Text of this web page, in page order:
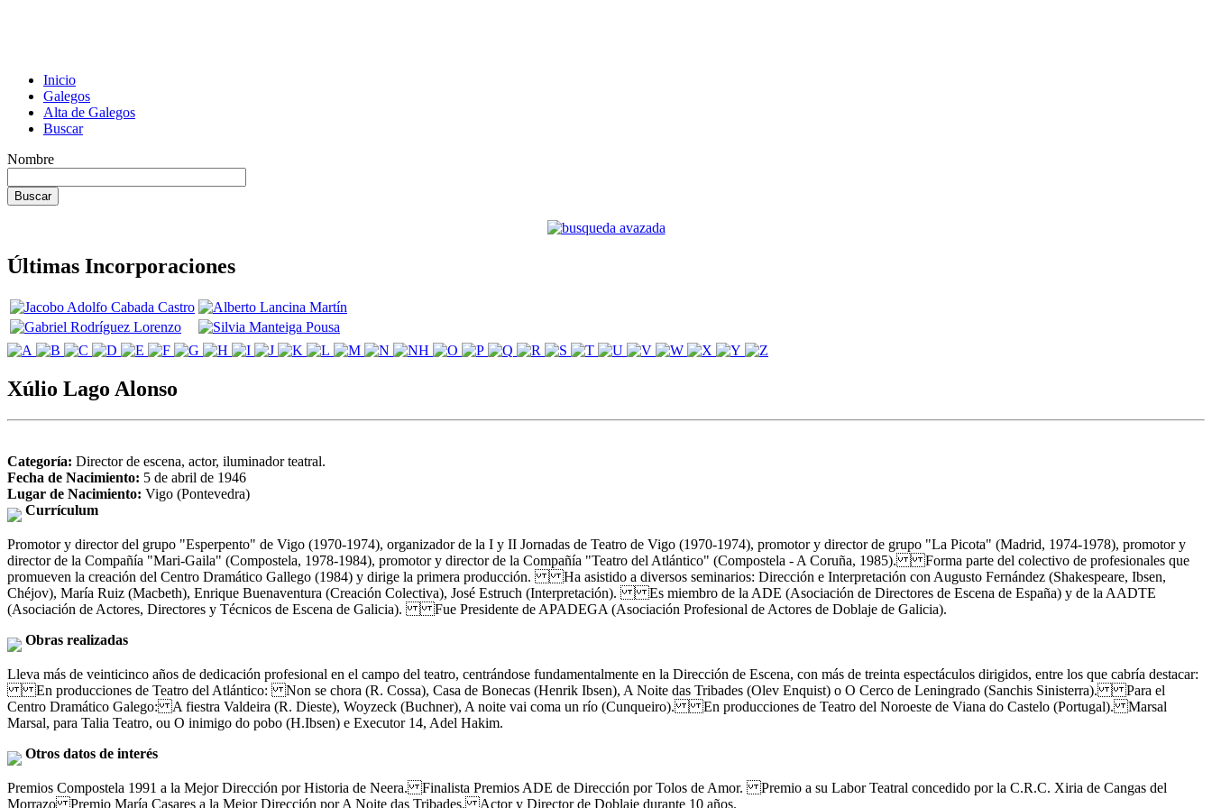
Inicio
Galegos
Alta de Galegos
Buscar
Nombre
Últimas Incorporaciones
Xúlio Lago Alonso
Categoría: Director de escena, actor, iluminador teatral.
Fecha de Nacimiento: 5 de abril de 1946
Lugar de Nacimiento: Vigo (Pontevedra)
Currículum
Promotor y director del grupo "Esperpento" de Vigo (1970-1974), organizador de la I y II Jornadas de Teatro de Vigo (1970-1974), promotor y director de grupo "La Picota" (Madrid, 1974-1978), promotor y
director de la Compañía "Mari-Gaila" (Compostela, 1978-1984), promotor y director de la Compañía "Teatro del Atlántico" (Compostela - A Coruña, 1985). Forma parte del colectivo de profesionales que
promueven la creación del Centro Dramático Gallego (1984) y dirige la primera producción. Ha asistido a diversos seminarios: Dirección e Interpretación con Augusto Fernández (Shakespeare, Ibsen,
Chéjov), María Ruiz (Macbeth), Enrique Buenaventura (Creación Colectiva), José Estruch (Interpretación). Es miembro de la ADE (Asociación de Directores de Escena de España) y de la AADTE
(Asociación de Actores, Directores y Técnicos de Escena de Galicia). Fue Presidente de APADEGA (Asociación Profesional de Actores de Doblaje de Galicia).
Obras realizadas
Lleva más de veinticinco años de dedicación profesional en el campo del teatro, centrándose fundamentalmente en la Dirección de Escena, con más de treinta espectáculos dirigidos, entre los que cabría destacar:
En producciones de Teatro del Atlántico: Non se chora (R. Cossa), Casa de Bonecas (Henrik Ibsen), A Noite das Tribades (Olev Enquist) o O Cerco de Leningrado (Sanchis Sinisterra). Para el
Centro Dramático Galego: A fiestra Valdeira (R. Dieste), Woyzeck (Buchner), A noite vai coma un río (Cunqueiro). En producciones de Teatro del Noroeste de Viana do Castelo (Portugal). Marsal
Marsal, para Talia Teatro, ou O inimigo do pobo (H.Ibsen) e Executor 14, Adel Hakim.
Otros datos de interés
Premios Compostela 1991 a la Mejor Dirección por Historia de Neera. Finalista Premios ADE de Dirección por Tolos de Amor. Premio a su Labor Teatral concedido por la C.R.C. Xiria de Cangas del
Morrazo Premio María Casares a la Mejor Dirección por A Noite das Tribades. Actor y Director de Doblaje durante 10 años.